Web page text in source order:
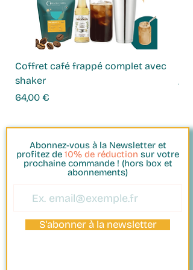
Coffret café frappé complet avec
shaker
Prix
64,00 €
Prix
Abonnez-vous à la Newsletter et
profitez de 10% de réduction sur votre
prochaine commande ! (hors box et
abonnements)
S'abonner à la newsletter